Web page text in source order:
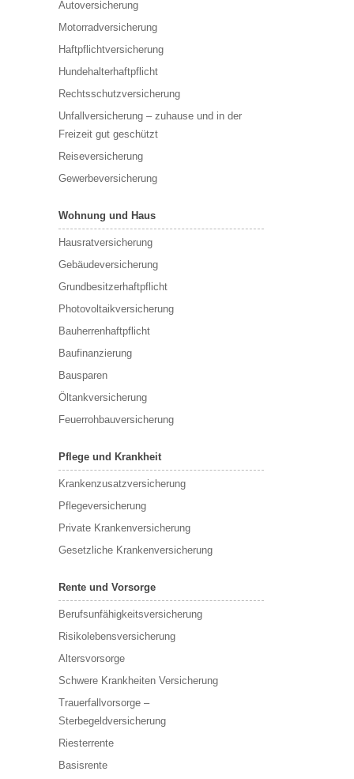
Autoversicherung
Motorradversicherung
Haftpflichtversicherung
Hundehalterhaftpflicht
Rechtsschutzversicherung
Unfallversicherung – zuhause und in der
Freizeit gut geschützt
Reiseversicherung
Gewerbeversicherung
Wohnung und Haus
Hausratversicherung
Gebäudeversicherung
Grundbesitzerhaftpflicht
Photovoltaikversicherung
Bauherrenhaftpflicht
Baufinanzierung
Bausparen
Öltankversicherung
Feuerrohbauversicherung
Pflege und Krankheit
Krankenzusatzversicherung
Pflegeversicherung
Private Krankenversicherung
Gesetzliche Krankenversicherung
Rente und Vorsorge
Berufs­unfähigkeitsversicherung
Risikolebensversicherung
Altersvorsorge
Schwere Krankheiten Versicherung
Trauerfallvorsorge –
Sterbegeldversicherung
Riesterrente
Basisrente